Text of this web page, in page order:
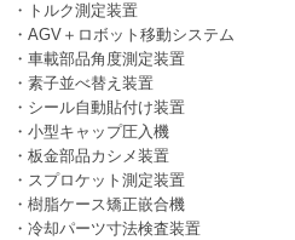
・トルク測定装置
・AGV＋ロボット移動システム
・車載部品角度測定装置
・素子並べ替え装置
・シール自動貼付け装置
・小型キャップ圧入機
・板金部品カシメ装置
・スプロケット測定装置
・樹脂ケース矯正嵌合機
・冷却パーツ寸法検査装置